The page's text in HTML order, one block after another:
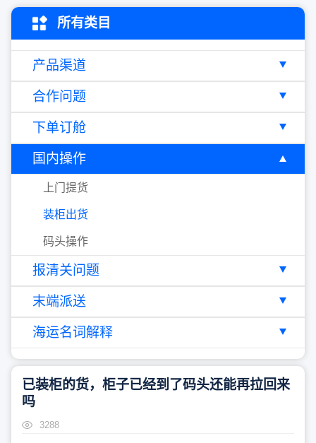
所有类目
产品渠道
合作问题
下单订舱
国内操作
上门提货
装柜出货
码头操作
报清关问题
末端派送
海运名词解释
已装柜的货，柜子已经到了码头还能再拉回来
吗
3288